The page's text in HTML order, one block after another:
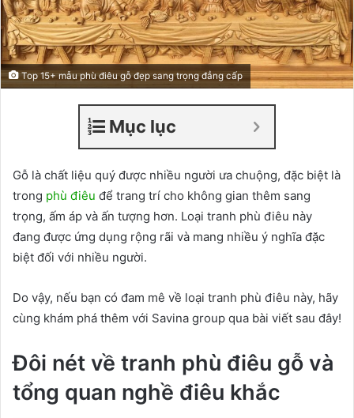
Top 15+ mẫu phù điêu gỗ đẹp sang trọng đẳng cấp
Mục lục
Gỗ là chất liệu quý được nhiều người ưa chuộng, đặc biệt là
trong phù điêu để trang trí cho không gian thêm sang
trọng, ấm áp và ấn tượng hơn. Loại tranh phù điêu này
đang được ứng dụng rộng rãi và mang nhiều ý nghĩa đặc
biệt đối với nhiều người.
Do vậy, nếu bạn có đam mê về loại tranh phù điêu này, hãy
cùng khám phá thêm với Savina group qua bài viết sau đây!
Đôi nét về tranh phù điêu gỗ và
tổng quan nghề điêu khắc